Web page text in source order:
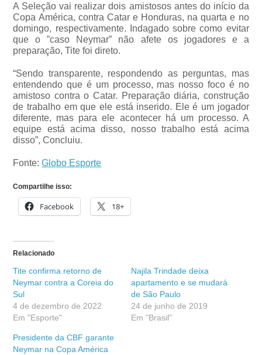
A Seleção vai realizar dois amistosos antes do início da
Copa América, contra Catar e Honduras, na quarta e no
domingo, respectivamente. Indagado sobre como evitar
que o ”caso Neymar” não afete os jogadores e a
preparação, Tite foi direto.
“Sendo transparente, respondendo as perguntas, mas
entendendo que é um processo, mas nosso foco é no
amistoso contra o Catar. Preparação diária, construção
de trabalho em que ele está inserido. Ele é um jogador
diferente, mas para ele acontecer há um processo. A
equipe está acima disso, nosso trabalho está acima
disso”, Concluiu.
Fonte:Globo Esporte
Compartilhe isso:
Facebook 18+
Relacionado
Tite confirma retorno de
Neymar contra a Coreia do
Sul
4 de dezembro de 2022
Em "Esporte"
Najila Trindade deixa
apartamento e se mudará
de São Paulo
24 de junho de 2019
Em "Brasil"
Presidente da CBF garante
Neymar na Copa América